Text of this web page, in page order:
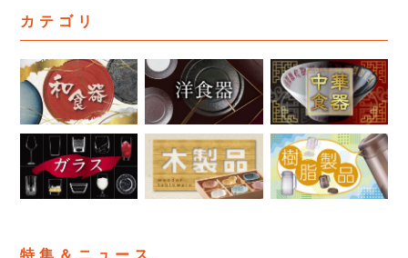
カテゴリ
特集＆ニュース